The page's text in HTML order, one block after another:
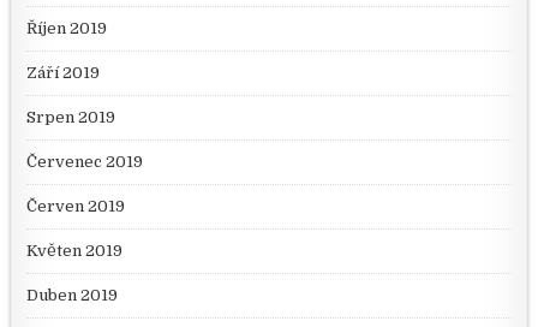
Říjen 2019
Září 2019
Srpen 2019
Červenec 2019
Červen 2019
Květen 2019
Duben 2019